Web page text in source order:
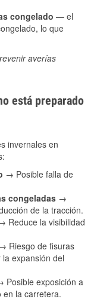
congelado — el
lo que
averías
está preparado
invernales en
→ Posible falla de
congeladas →
de la tracción.
Reduce la visibilidad
→ Riesgo de fisuras
expansión del
Posible exposición a
en la carretera.